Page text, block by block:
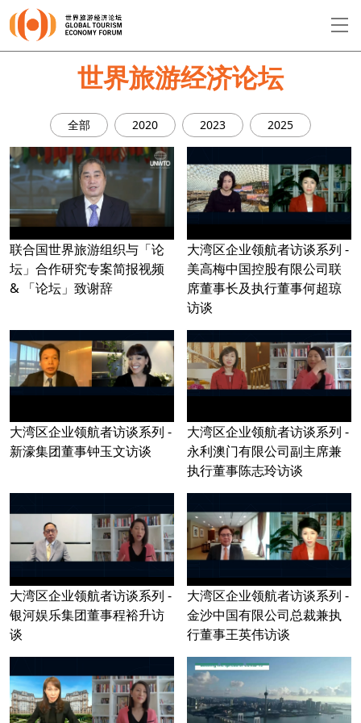
繁 简
关于论坛
论坛议程
演讲者
世界旅游经济论坛
全部 2020 2023 2025
联合国世界旅游组织与「论
坛」合作研究专案简报视频
& 「论坛」致谢辞
大湾区企业领航者访谈系列 -
美高梅中国控股有限公司联
席董事长及执行董事何超琼
访谈
大湾区企业领航者访谈系列 -
新濠集团董事钟玉文访谈
大湾区企业领航者访谈系列 -
永利澳门有限公司副主席兼
执行董事陈志玲访谈
大湾区企业领航者访谈系列 -
银河娱乐集团董事程裕升访
谈
大湾区企业领航者访谈系列 -
金沙中国有限公司总裁兼执
行董事王英伟访谈